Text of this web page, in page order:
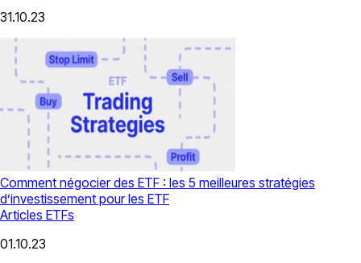
31.10.23
Comment négocier des ETF : les 5 meilleures stratégies
d’investissement pour les ETF
Articles ETFs
01.10.23